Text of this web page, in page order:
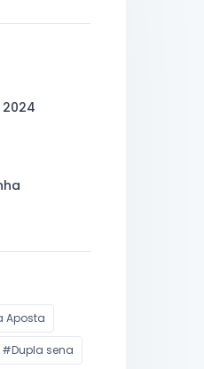
Aposta
#Dupla sena